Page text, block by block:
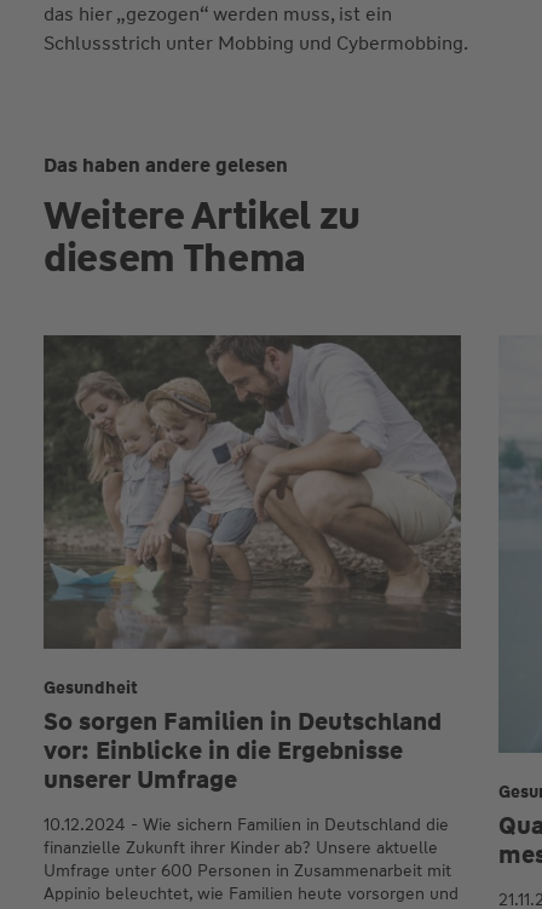
das hier „gezogen“ werden muss, ist ein
Schlussstrich unter Mobbing und Cybermobbing.
Das haben andere gelesen
Weitere Artikel zu
diesem Thema
So sorgen Familien in Deutschland
vor: Einblicke in die Ergebnisse
unserer Umfrage
Gesundheit
10.12.2024 - Wie sichern Familien in Deutschland die
finanzielle Zukunft ihrer Kinder ab? Unsere aktuelle
Umfrage unter 600 Personen in Zusammenarbeit mit
Appinio beleuchtet, wie Familien heute vorsorgen und